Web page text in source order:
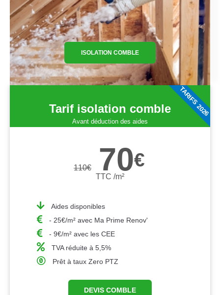
ISOLATION COMBLE
Tarif isolation comble
Avant déduction des aides
110€ 70€
TTC /m²
Aides disponibles
- 25€/m² avec Ma Prime Renov'
- 9€/m² avec les CEE
TVA réduite à 5,5%
Prêt à taux Zero PTZ
DEVIS COMBLE
TARIFS 2026